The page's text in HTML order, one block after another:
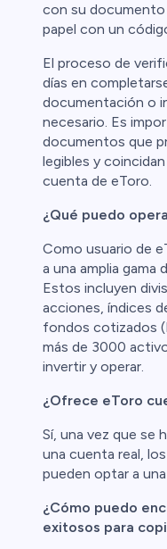
con su
papel con un
El proceso de
días en
documentación o
necesario. Es
documentos que
legibles y
cuenta de eToro.
¿Qué puedo
Como usuario de
a una amplia gama
Estos incluyen
acciones, índices
fondos cotizados
más de 3000
invertir y operar.
¿Ofrece eToro
Sí, una vez que se
una cuenta real,
pueden optar a
¿Cómo puedo
exitosos para